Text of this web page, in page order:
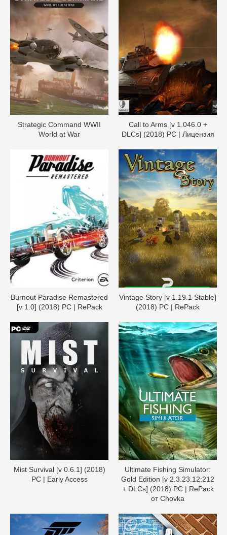
Strategic Command WWII
World at War
Call to Arms [v 1.046.0 +
DLCs] (2018) PC | Лицензия
Burnout Paradise Remastered
[v 1.0] (2018) PC | RePack
Vintage Story [v 1.19.1 Stable]
(2018) PC | RePack
Mist Survival [v 0.6.1] (2018)
PC | Early Access
Ultimate Fishing Simulator:
Gold Edition [v 2.3.23.12:212
+ DLCs] (2018) PC | RePack
от Chovka